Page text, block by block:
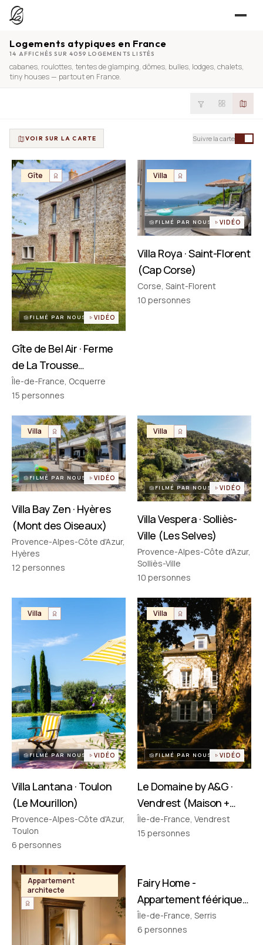
JE CHERCHE
TROUVER UN LIEU
Séjours, tournages, événements — l’annuaire
PROPOSER MON LIEU
Annuaire + reportage photo-vidéo, 0 % commission
Déjà référencé ?Espace pro
Offre conciergeries
Offre agences immobilières
EXPLORER
JOURNAL
Lieux, idées et art de vivre
OUTILS GRATUITS
Simulateurs & scrapers — aucun compte
PARTENAIRES
Réseau choisi un par un
UNE QUESTION ?
Logements atypiques en France
14 AFFICHÉS SUR 4059 LOGEMENTS LISTÉS
cabanes, roulottes, tentes de glamping, dômes, bulles, lodges, chalets,
tiny houses— partout en France.
VOIR SUR LA CARTE Suivre la carte
Gîte
FILMÉ PAR NOUS VIDÉO
Gîte de Bel Air · Ferme
de La Trousse
(Ocquerre)
Île-de-France, Ocquerre
15 personnes
Villa
FILMÉ PAR NOUS VIDÉO
Villa Roya · Saint-Florent
(Cap Corse)
Corse, Saint-Florent
10 personnes
Villa
FILMÉ PAR NOUS VIDÉO
Villa Bay Zen · Hyères
(Mont des Oiseaux)
Provence-Alpes-Côte d'Azur,
Hyères
12 personnes
Villa
FILMÉ PAR NOUS VIDÉO
Villa Vespera · Solliès-
Ville (Les Selves)
Provence-Alpes-Côte d'Azur,
Solliès-Ville
10 personnes
Villa
FILMÉ PAR NOUS VIDÉO
Villa Lantana · Toulon
(Le Mourillon)
Provence-Alpes-Côte d'Azur,
Toulon
6 personnes
Villa
FILMÉ PAR NOUS VIDÉO
Le Domaine by A&G ·
Vendrest (Maison +
Pavillon)
Île-de-France, Vendrest
15 personnes
Appartement
architecte
Appartement
thématique
Fairy Home -
Appartement féérique
• Disney à 10 min !
Île-de-France, Serris
6 personnes